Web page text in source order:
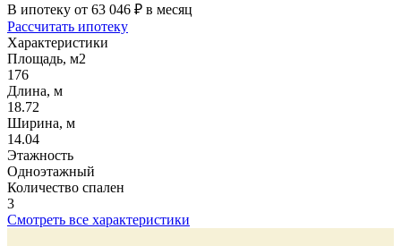
В ипотеку от 63 046 ₽ в месяц
Рассчитать ипотеку
Характеристики
Площадь, м2
176
Длина, м
18.72
Ширина, м
14.04
Этажность
Одноэтажный
Количество спален
3
Смотреть все характеристики